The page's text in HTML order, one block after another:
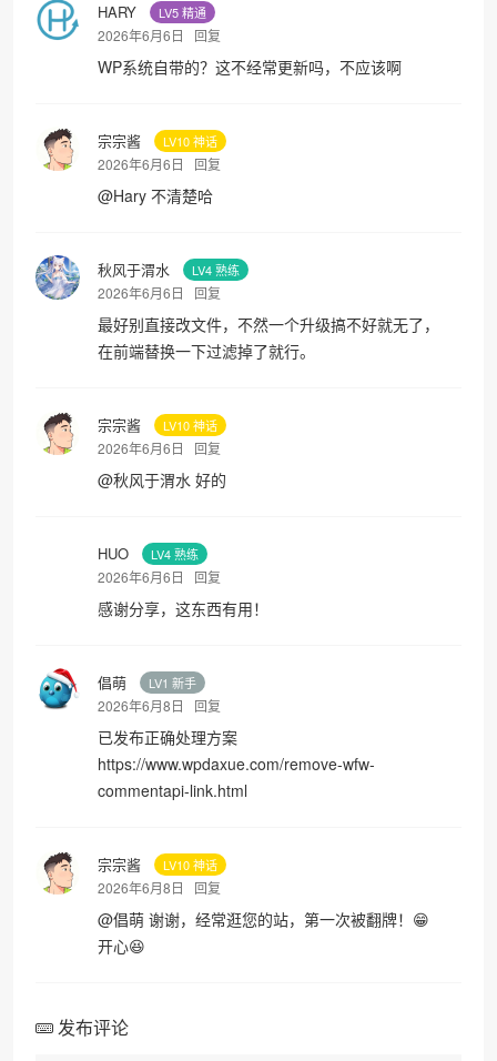
HARY LV5 精通
2026年6月6日 回复
WP系统自带的？这不经常更新吗，不应该啊
宗宗酱 LV10 神话
2026年6月6日 回复
@Hary 不清楚哈
秋风于渭水 LV4 熟练
2026年6月6日 回复
最好别直接改文件，不然一个升级搞不好就无了，
在前端替换一下过滤掉了就行。
宗宗酱 LV10 神话
2026年6月6日 回复
@秋风于渭水 好的
HUO LV4 熟练
2026年6月6日 回复
感谢分享，这东西有用！
倡萌 LV1 新手
2026年6月8日 回复
已发布正确处理方案
https://www.wpdaxue.com/remove-wfw-
commentapi-link.html
宗宗酱 LV10 神话
2026年6月8日 回复
@倡萌 谢谢，经常逛您的站，第一次被翻牌！😁
开心😆
发布评论